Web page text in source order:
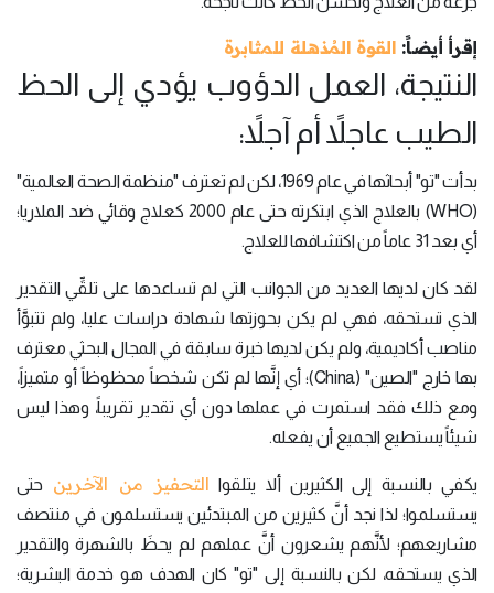
إقرأ أيضاً: القوة المُذهلة للمثابرة
النتيجة، العمل الدؤوب يؤدي إلى الحظ
الطيب عاجلاً أم آجلاً:
بدأت "تو" أبحاثها في عام 1969، لكن لم تعترف "منظمة الصحة العالمية"
(WHO) بالعلاج الذي ابتكرته حتى عام 2000 كعلاج وقائي ضد الملاريا؛
أي بعد 31 عاماً من اكتشافها للعلاج.
لقد كان لديها العديد من الجوانب التي لم تساعدها على تلقِّي التقدير
الذي تستحقه، فهي لم يكن بحوزتها شهادة دراسات عليا، ولم تتبوَّأ
مناصب أكاديمية، ولم يكن لديها خبرة سابقة في المجال البحثي معترف
بها خارج "الصين" (China)؛ أي إنَّها لم تكن شخصاً محظوظاً أو متميزاً،
ومع ذلك فقد استمرت في عملها دون أي تقدير تقريباً، وهذا ليس
شيئاً يستطيع الجميع أن يفعله.
يكفي بالنسبة إلى الكثيرين ألا يتلقوا التحفيز من الآخرين حتى
يستسلموا؛ لذا نجد أنَّ كثيرين من المبتدئين يستسلمون في منتصف
مشاريعهم؛ لأنَّهم يشعرون أنَّ عملهم لم يحظَ بالشهرة والتقدير
الذي يستحقه، لكن بالنسبة إلى "تو" كان الهدف هو خدمة البشرية؛